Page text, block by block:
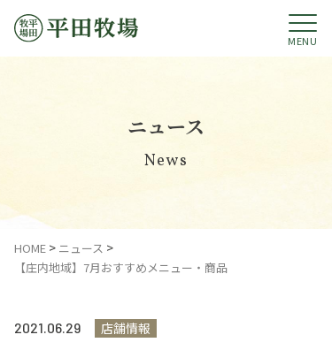
平田牧場のあゆみ
ブランド豚のご紹介
平田牧場グループ
MENU
ニュース
News
HOME
ニュース
【庄内地域】7月おすすめメニュー・商品
2021.06.29 店舗情報